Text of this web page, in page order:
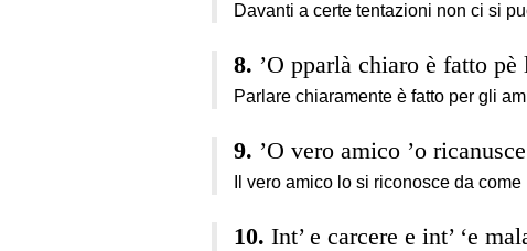
Davanti a certe tentazioni non ci si
’O pparlà chiaro è fatto pè
Parlare chiaramente è fatto per gli
’O vero amico ’o
Il vero amico lo si riconosce da
Int’ e carcere e int’ ‘e